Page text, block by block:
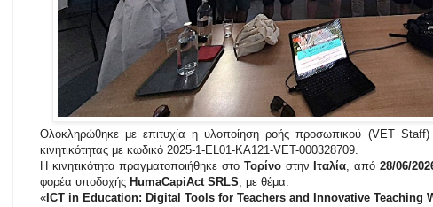
Ολοκληρώθηκε με επιτυχία η υλοποίηση ροής προσωπικού (VET Staff)
κινητικότητας με κωδικό 2025-1-EL01-ΚΑ121-VET-000328709.
Η κινητικότητα πραγματοποιήθηκε στο Τορίνο στην Ιταλία , από 28/06/
φορέα υποδοχής HumaCapiAct SRLS , με θέμα:
« ICT in Education: Digital Tools for Teachers and Innovative Teaching